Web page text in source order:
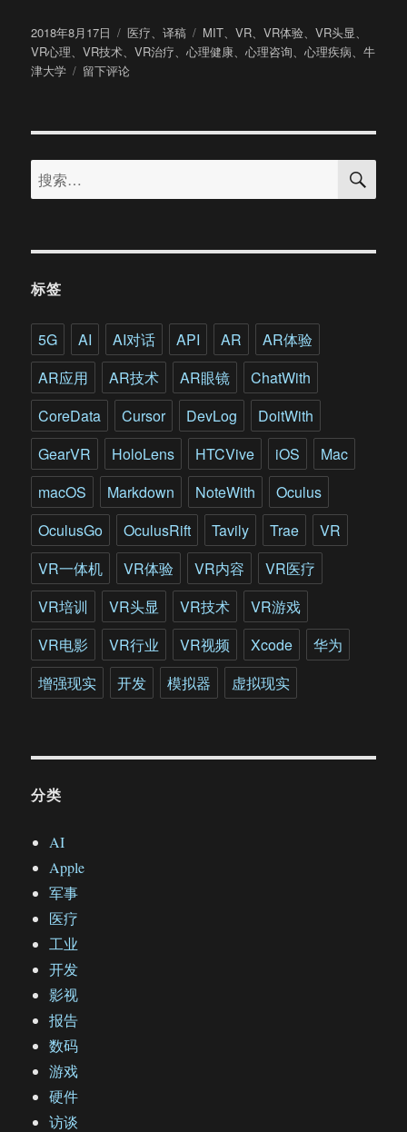
发
布
于
2018年8月17日
分
类
医疗、译稿
标
签
MIT、VR、VR体验、VR头显、
VR心理、VR技术、VR治疗、心理健康、心理咨询、心理疾病、牛
津大学
于
为
理
康
牛
津
大
学
临
床
心
理
学
教
授
如
是
说
留下评论
搜
索：
搜
标签
5G AI AI对话 API AR
AR体验
AR应用
AR技术 AR眼镜
ChatWith
CoreData
Cursor DevLog
DoitWith
GearVR
HoloLens HTCVive iOS
Mac
macOS
Markdown NoteWith
Oculus
OculusGo
OculusRift Tavily Trae
VR
VR一体机
VR体验 VR内容
VR医疗
VR培训
VR头显 VR技术
VR游戏
VR电影
VR行业 VR视频 Xcode
华为
增强现实
开发 模拟器 虚拟现实
分类
AI
Apple
军事
医疗
工业
开发
影视
报告
数码
游戏
硬件
访谈